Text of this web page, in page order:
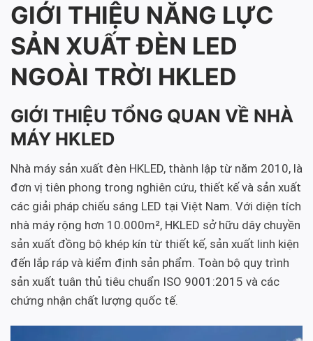
GIỚI THIỆU NĂNG LỰC
SẢN XUẤT ĐÈN LED
NGOÀI TRỜI HKLED
GIỚI THIỆU TỔNG QUAN VỀ NHÀ
MÁY HKLED
Nhà máy sản xuất đèn HKLED, thành lập từ năm 2010, là
đơn vị tiên phong trong nghiên cứu, thiết kế và sản xuất
các giải pháp chiếu sáng LED tại Việt Nam. Với diện tích
nhà máy rộng hơn 10.000m², HKLED sở hữu dây chuyền
sản xuất đồng bộ khép kín từ thiết kế, sản xuất linh kiện
đến lắp ráp và kiểm định sản phẩm. Toàn bộ quy trình
sản xuất tuân thủ tiêu chuẩn ISO 9001:2015 và các
chứng nhận chất lượng quốc tế.